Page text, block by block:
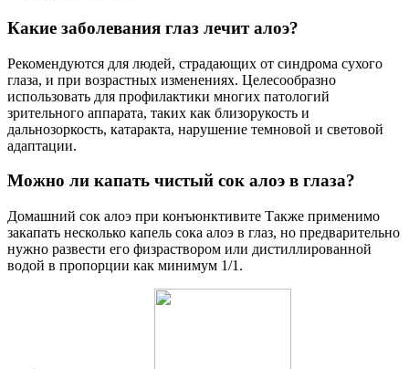
Какие заболевания глаз лечит алоэ?
Рекомендуются для людей, страдающих от синдрома сухого
глаза, и при возрастных изменениях. Целесообразно
использовать для профилактики многих патологий
зрительного аппарата, таких как близорукость и
дальнозоркость, катаракта, нарушение темновой и световой
адаптации.
Можно ли капать чистый сок алоэ в глаза?
Домашний сок алоэ при конъюнктивите Также применимо
закапать несколько капель сока алоэ в глаз, но предварительно
нужно развести его физраствором или дистиллированной
водой в пропорции как минимум 1/1.